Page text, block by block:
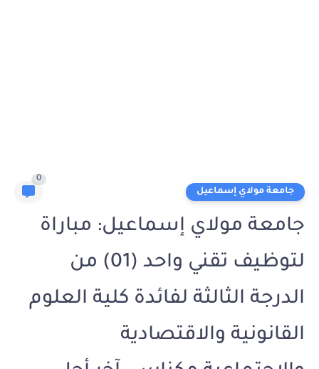
جامعة مولاي إسماعيل
0
جامعة مولاي إسماعيل: مباراة
لتوظيف تقني واحد (01) من
الدرجة الثالثة لفائدة كلية العلوم
القانونية والاقتصادية